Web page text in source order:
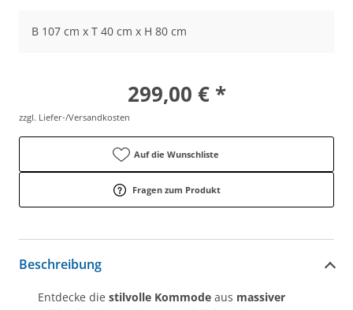
B 107 cm x T 40 cm x H 80 cm
299,00 € *
zzgl. Liefer-/Versandkosten
Auf die Wunschliste
Fragen zum Produkt
Beschreibung
Entdecke die stilvolle Kommode aus massiver